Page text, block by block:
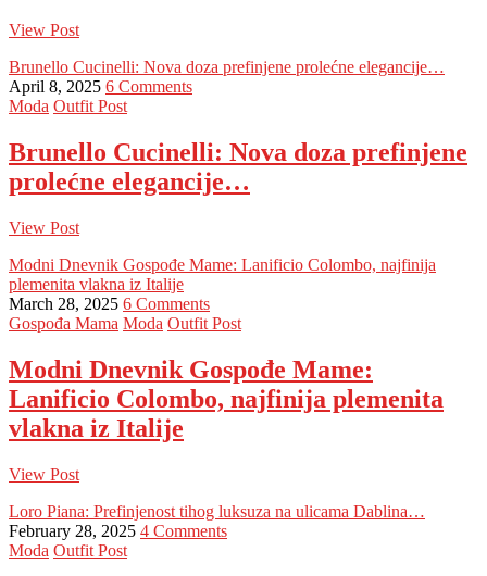
View Post
Brunello Cucinelli: Nova doza prefinjene prolećne elegancije…
April 8, 2025 6 Comments
Moda Outfit Post
Brunello Cucinelli: Nova doza prefinjene
prolećne elegancije…
View Post
Modni Dnevnik Gospođe Mame: Lanificio Colombo, najfinija
plemenita vlakna iz Italije
March 28, 2025 6 Comments
Gospođa Mama Moda Outfit Post
Modni Dnevnik Gospođe Mame:
Lanificio Colombo, najfinija plemenita
vlakna iz Italije
View Post
Loro Piana: Prefinjenost tihog luksuza na ulicama Dablina…
February 28, 2025 4 Comments
Moda Outfit Post